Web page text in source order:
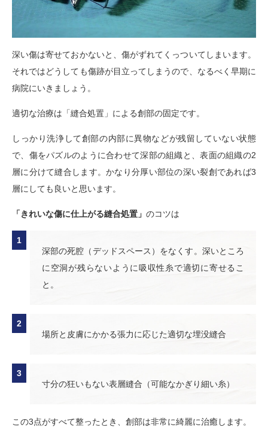
深い傷は寄せておかないと、傷がずれてくっついてしまいます。
それではどうしても傷跡が目立ってしまうので、なるべく早期に
病院にいきましょう。
適切な治療は「縫合処置」による創部の固定です。
しっかり洗浄して創部の内部に異物などが残留していない状態
で、傷をパズルのように合わせて深部の組織と、表面の組織の2
層に分けて縫合します。かなり分厚い部位の深い裂創であれば3
層にしても良いと思います。
「きれいな傷に仕上がる縫合処置」 のコツは
深部の死腔（デッドスペース）をなくす。深いところ
に空洞が残らないように吸収性糸で適切に寄せるこ
と。
場所と皮膚にかかる張力に応じた適切な埋没縫合
寸分の狂いもない表層縫合（可能なかぎり細い糸）
この3点がすべて整ったとき、創部は非常に綺麗に治癒します。